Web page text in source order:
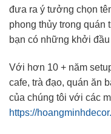
đưa ra ý tưởng chọn
phong thủy trong
bạn có những khởi đầu
Với hơn 10 + năm
cafe, trà đạo, quán ăn
của chúng tôi với các
https://